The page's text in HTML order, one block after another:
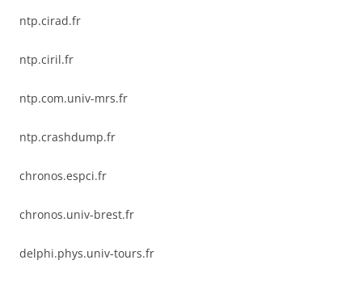
ntp.cirad.fr
ntp.ciril.fr
ntp.com.univ-mrs.fr
ntp.crashdump.fr
chronos.espci.fr
chronos.univ-brest.fr
delphi.phys.univ-tours.fr